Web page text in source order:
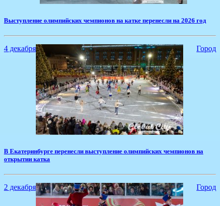
​Выступление олимпийских чемпионов на катке перенесли на 2026 год
4 декабря Город
​В Екатеринбурге перенесли выступление олимпийских чемпионов на
открытии катка
2 декабря Город